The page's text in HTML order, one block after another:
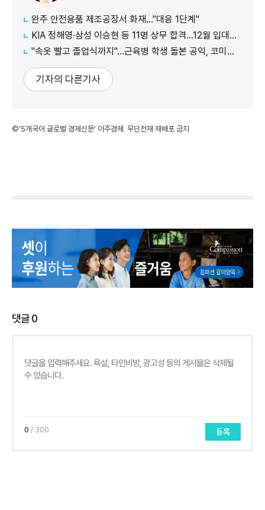
완주 안전용품 제조공장서 화재…"대응 1단계"
KIA 정해영·삼성 이승현 등 11명 상무 합격…12월 입대해 2028년 6월 전역
"속옷 빨고 졸업식까지"…근육병 학생 돌본 공익, 코미디언 김규원이었다
기자의 다른기사
©'5개국어 글로벌 경제신문' 아주경제. 무단전재·재배포 금지
댓글0
0 / 300 등록